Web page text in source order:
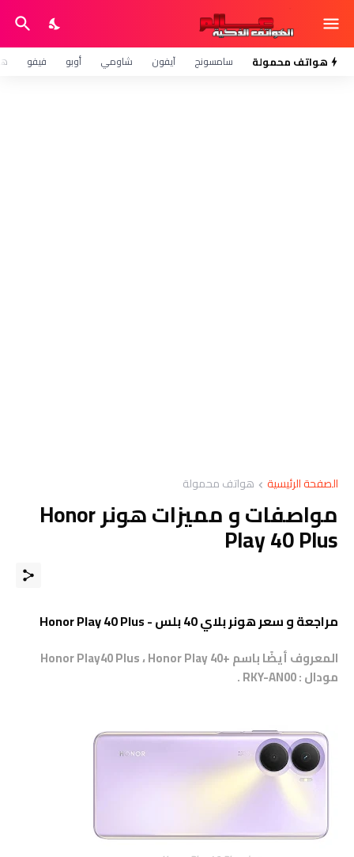
هواتف محمولة سامسونج آيفون شاومي أوبو فيفو
الصفحة الرئيسية هواتف محمولة
مواصفات و مميزات هونر Honor
Play 40 Plus
مراجعة و سعر هونر بلاي 40 بلس - Honor Play 40 Plus
المعروف أيضًا باسم+Honor Play40 Plus ، Honor Play 40
مودال : RKY-AN00 .